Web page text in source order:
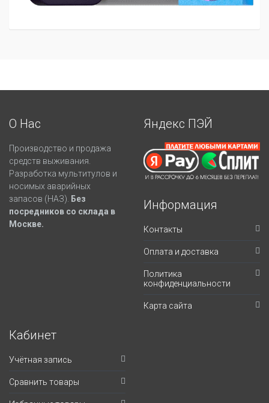
О Нас
Производство и продажа
средств выживания.
Разработка мультитулов и
носимых аварийных
запасов (НАЗ).
Без
посредников со склада в
Москве.
Яндекс ПЭЙ
Информация
Контакты
Оплата и доставка
Политика
конфиденциальности
Карта сайта
Кабинет
Учётная запись
Сравнить товары